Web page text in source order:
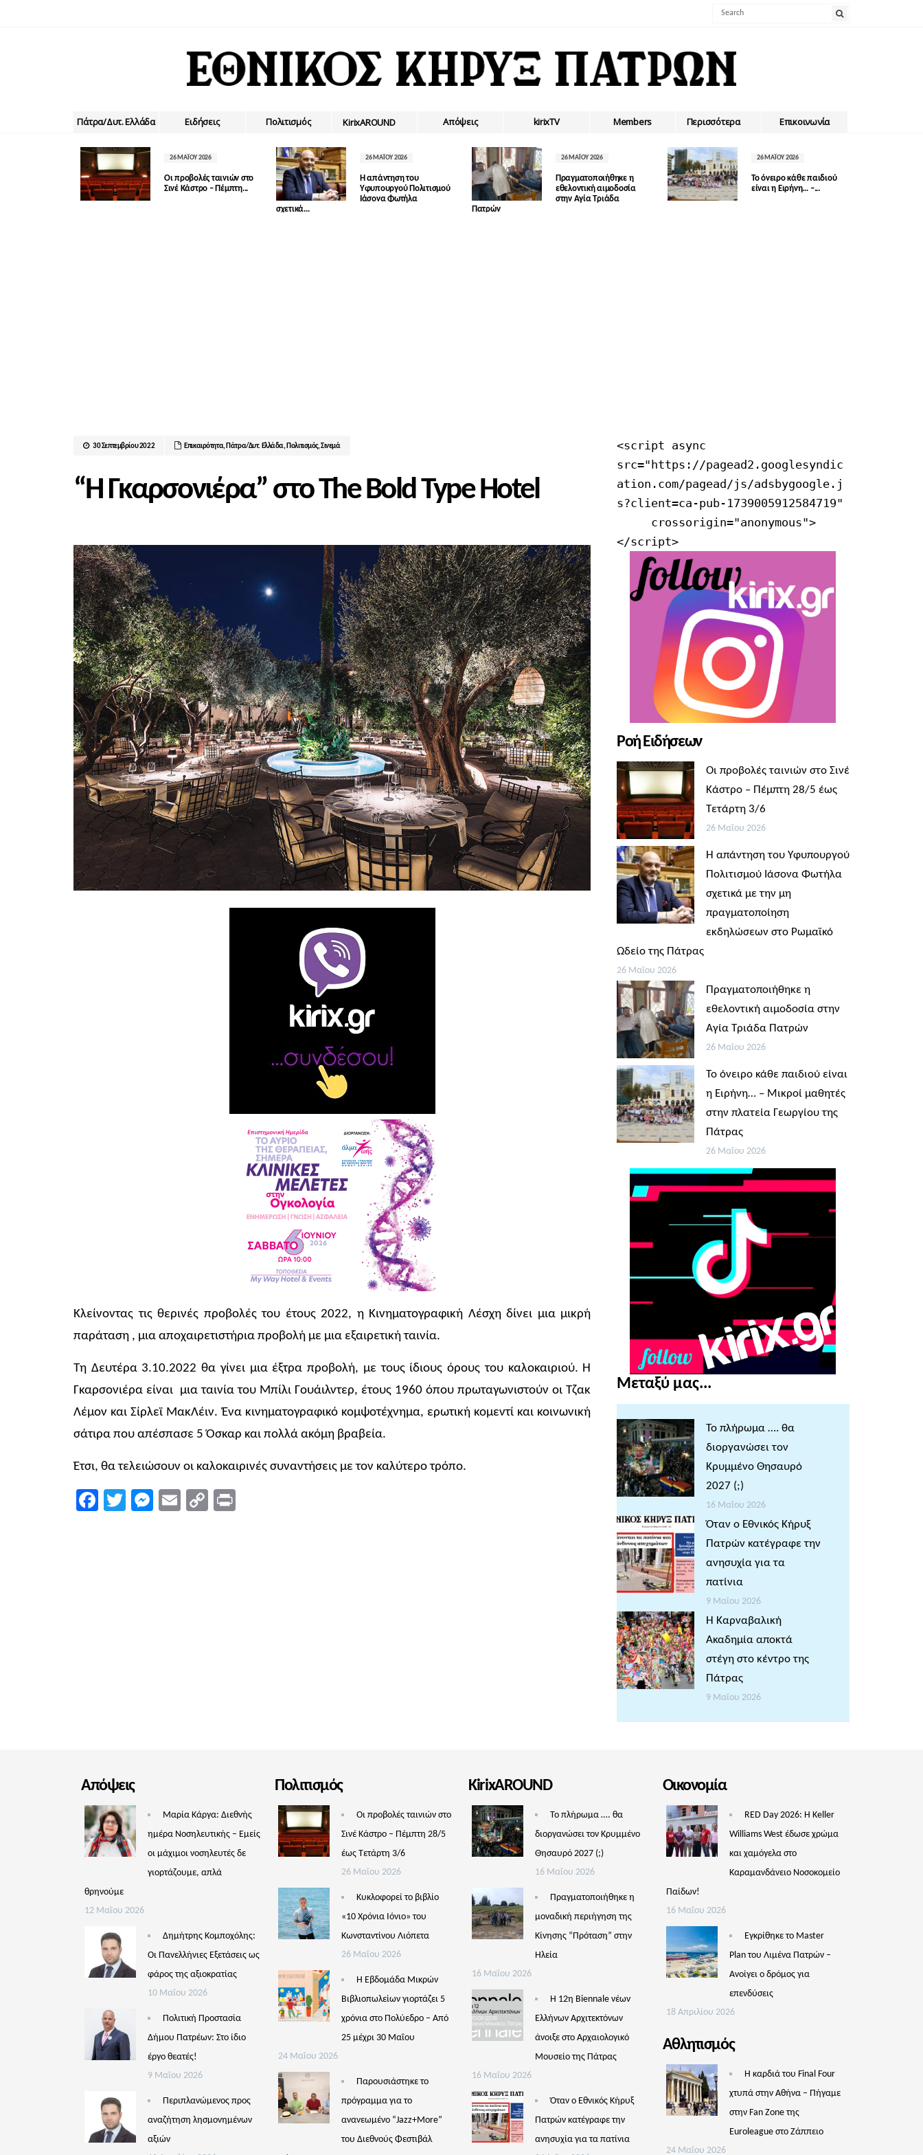
Πάτρα/Δυτ. Ελλάδα Ειδήσεις Πολιτισμός ΚirixAROUND Απόψεις kirixTV Members Περισσότερα Επικοινωνία
26 ΜΑΪ́ΟΥ 2026
Οι προβολές ταινιών στο
Σινέ Κάστρο – Πέμπτη...
26 ΜΑΪ́ΟΥ 2026
Η απάντηση του
Υφυπουργού Πολιτισμού
Ιάσονα Φωτήλα
σχετικά...
26 ΜΑΪ́ΟΥ 2026
Πραγματοποιήθηκε η
εθελοντική αιμοδοσία
στην Αγία Τριάδα
Πατρών
26 ΜΑΪ́ΟΥ 2026
Το όνειρο κάθε παιδιού
είναι η Ειρήνη… –...
30 Σεπτεμβρίου 2022 Επικαιρότητα,Πάτρα/Δυτ. Ελλάδα,Πολιτισμός,Σινεμά
“Η Γκαρσονιέρα” στο The Bold Type Hotel
Κλείνοντας τις θερινές προβολές του έτους 2022, η Κινηματογραφική Λέσχη δίνει μια μικρή
παράταση , μια αποχαιρετιστήρια προβολή με μια εξαιρετική ταινία.
Τη Δευτέρα 3.10.2022 θα γίνει μια έξτρα προβολή, με τους ίδιους όρους του καλοκαιριού. Η
Γκαρσονιέρα είναι μια ταινία του Μπίλι Γουάιλντερ, έτους 1960 όπου πρωταγωνιστούν οι Τζακ
Λέμον και Σίρλεϊ ΜακΛέιν. Ένα κινηματογραφικό κομψοτέχνημα, ερωτική κομεντί και κοινωνική
σάτιρα που απέσπασε 5 Όσκαρ και πολλά ακόμη βραβεία.
Έτσι, θα τελειώσουν οι καλοκαιρινές συναντήσεις με τον καλύτερο τρόπο.
Facebook
TwitterMessenger
EmailCopy
<script async
src="https://pagead2.googlesyndic
ation.com/pagead/js/adsbygoogle.j
s?client=ca-pub-1739005912584719"
</script>
Ροή Ειδήσεων
Οι προβολές ταινιών στο Σινέ
Κάστρο – Πέμπτη 28/5 έως
Τετάρτη 3/6
26 Μαΐου 2026
Η απάντηση του Υφυπουργού
Πολιτισμού Ιάσονα Φωτήλα
σχετικά με την μη
πραγματοποίηση
εκδηλώσεων στο Ρωμαϊκό
Ωδείο της Πάτρας
26 Μαΐου 2026
Πραγματοποιήθηκε η
εθελοντική αιμοδοσία στην
Αγία Τριάδα Πατρών
26 Μαΐου 2026
Το όνειρο κάθε παιδιού είναι
η Ειρήνη… – Μικροί μαθητές
στην πλατεία Γεωργίου της
Πάτρας
26 Μαΐου 2026
Μεταξύ μας...
Το πλήρωμα …. θα
διοργανώσει τον
Κρυμμένο Θησαυρό
2027 (;)
16 Μαΐου 2026
Όταν ο Εθνικός Κήρυξ
Πατρών κατέγραφε την
ανησυχία για τα
πατίνια
9 Μαΐου 2026
Η Καρναβαλική
Ακαδημία αποκτά
στέγη στο κέντρο της
Πάτρας
9 Μαΐου 2026
Απόψεις
Μαρία Κάργα: Διεθνής
ημέρα Νοσηλευτικής – Εμείς
οι μάχιμοι νοσηλευτές δε
γιορτάζουμε, απλά
θρηνούμε
12 Μαΐου 2026
Δημήτρης Κομποχόλης:
Οι Πανελλήνιες Εξετάσεις ως
φάρος της αξιοκρατίας
10 Μαΐου 2026
Πολιτική Προστασία
Δήμου Πατρέων: Στο ίδιο
έργο θεατές!
9 Μαΐου 2026
Περιπλανώμενος προς
αναζήτηση λησμονημένων
αξιών
Πολιτισμός
Οι προβολές ταινιών στο
Σινέ Κάστρο – Πέμπτη 28/5
έως Τετάρτη 3/6
26 Μαΐου 2026
Κυκλοφορεί το βιβλίο
«10 Χρόνια Ιόνιο» του
Κωνσταντίνου Λιόπετα
26 Μαΐου 2026
Η Εβδομάδα Μικρών
Βιβλιοπωλείων γιορτάζει 5
χρόνια στο Πολύεδρο – Από
25 μέχρι 30 Μαΐου
24 Μαΐου 2026
Παρουσιάστηκε το
πρόγραμμα για το
ανανεωμένο “Jazz+More”
του Διεθνούς Φεστιβάλ
KirixAROUND
Το πλήρωμα …. θα
διοργανώσει τον Κρυμμένο
Θησαυρό 2027 (;)
16 Μαΐου 2026
Πραγματοποιήθηκε η
μοναδική περιήγηση της
Κίνησης “Πρόταση” στην
Ηλεία
16 Μαΐου 2026
Η 12η Biennale νέων
Ελλήνων Αρχιτεκτόνων
άνοιξε στο Αρχαιολογικό
Μουσείο της Πάτρας
16 Μαΐου 2026
Όταν ο Εθνικός Κήρυξ
Πατρών κατέγραφε την
ανησυχία για τα πατίνια
Οικονομία
RED Day 2026: Η Keller
Williams West έδωσε χρώμα
και χαμόγελα στο
Καραμανδάνειο Νοσοκομείο
Παίδων!
16 Μαΐου 2026
Εγκρίθηκε το Master
Plan του Λιμένα Πατρών –
Aνοίγει ο δρόμος για
επενδύσεις
18 Απριλίου 2026
Αθλητισμός
Η καρδιά του Final Four
χτυπά στην Αθήνα – Πήγαμε
στην Fan Zone της
Euroleague στο Ζάππειο
24 Μαΐου 2026